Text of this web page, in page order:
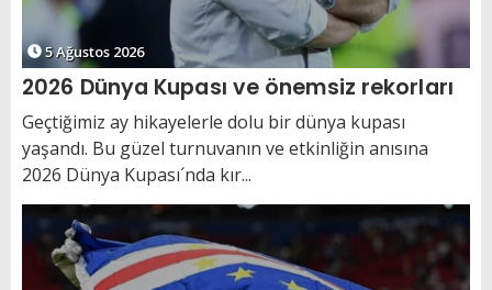
5 Ağustos 2026
2026 Dünya Kupası ve önemsiz rekorları
Geçtiğimiz ay hikayelerle dolu bir dünya kupası
yaşandı. Bu güzel turnuvanın ve etkinliğin anısına
2026 Dünya Kupası´nda kır...